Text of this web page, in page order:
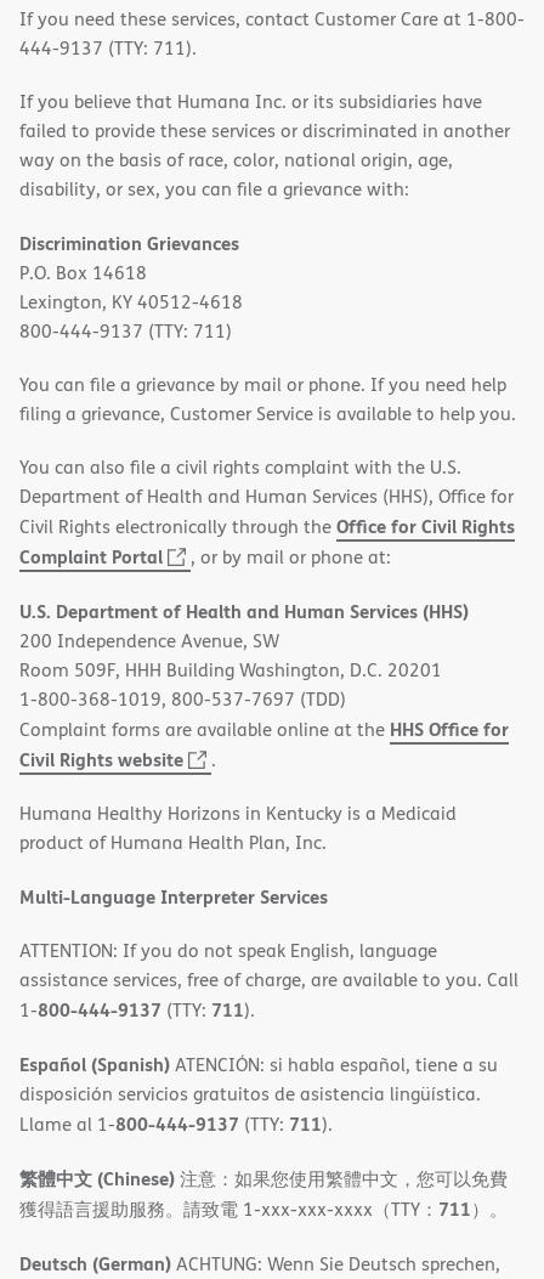
If you need these services, contact Customer Care at 1-800-
444-9137 (TTY: 711).
If you believe that Humana Inc. or its subsidiaries have
failed to provide these services or discriminated in another
way on the basis of race, color, national origin, age,
disability, or sex, you can file a grievance with:
Discrimination Grievances
P.O. Box 14618
Lexington, KY 40512-4618
800-444-9137 (TTY: 711)
You can file a grievance by mail or phone. If you need help
filing a grievance, Customer Service is available to help you.
You can also file a civil rights complaint with the U.S.
Department of Health and Human Services (HHS), Office for
Civil Rights electronically through theOffice for Civil Rights
Complaint Portal
(opens
new
window)
, or by mail or phone at:
U.S. Department of Health and Human Services (HHS)
200 Independence Avenue, SW
Room 509F, HHH Building Washington, D.C. 20201
1-800-368-1019, 800-537-7697 (TDD)
Complaint forms are available online at the HHS Office for
Civil Rights website
(opens
new
window)
.
Humana Healthy Horizons in Kentucky is a Medicaid
product of Humana Health Plan, Inc.
Multi-Language Interpreter Services
ATTENTION: If you do not speak English, language
assistance services, free of charge, are available to you. Call
1-800-444-9137 (TTY: 711).
Español (Spanish)ATENCIÓN: si habla español, tiene a su
disposición servicios gratuitos de asistencia lingüística.
Llame al 1-800-444-9137 (TTY: 711).
繁體中文 (Chinese)注意：如果您使用繁體中文，您可以免費
獲得語言援助服務。請致電 1-xxx-xxx-xxxx（TTY： 711）。
Deutsch (German)ACHTUNG: Wenn Sie Deutsch sprechen,